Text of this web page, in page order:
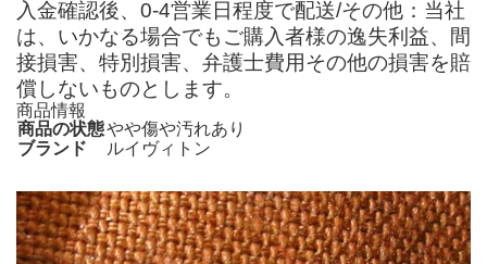
入金確認後、0-4営業日程度で配送/その他：当社
は、いかなる場合でもご購入者様の逸失利益、間
接損害、特別損害、弁護士費用その他の損害を賠
償しないものとします。
商品情報
商品の状態やや傷や汚れあり
ブランド
ルイヴィトン